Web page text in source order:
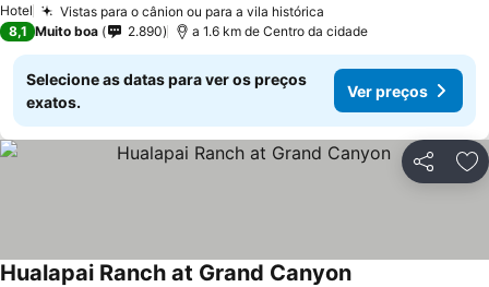
Hotel Vistas para o cânion ou para a vila histórica
8,1 Muito boa 2.890 a 1.6 km de Centro da cidade
Selecione as datas para ver os preços
exatos.
Ver preços
Partilhar
Hualapai Ranch at Grand Canyon